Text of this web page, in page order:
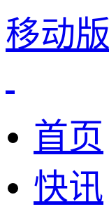
移动版
首页
快讯